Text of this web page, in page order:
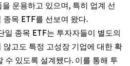
운용하고 있으며, 특히 업계 선
목 ETF를 선보여 왔다.
종목 ETF는 투자자들이 별도의
않고도 특정 고성장 기업에 대한 확
수 있도록 설계됐다. 이를 통해 투